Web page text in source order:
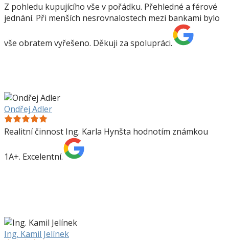
Z pohledu kupujícího vše v pořádku. Přehledné a férové
jednání. Při menších nesrovnalostech mezi bankami bylo
vše obratem vyřešeno. Děkuji za spolupráci.
Ondřej Adler
Realitní činnost Ing. Karla Hynšta hodnotím známkou
1A+. Excelentní.
Ing. Kamil Jelínek